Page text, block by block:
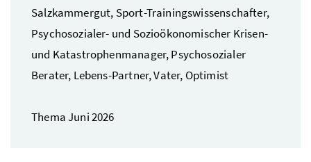
Salzkammergut, Sport-Trainingswissenschafter,
Psychosozialer- und Sozioökonomischer Krisen-
und Katastrophenmanager, Psychosozialer
Berater, Lebens-Partner, Vater, Optimist
Thema Juni 2026